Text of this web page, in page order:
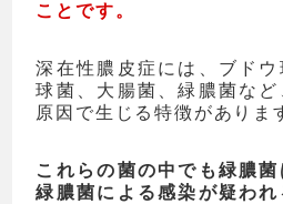
ことです。
深在性膿皮症には、ブド
球菌、大腸菌、緑膿菌な
原因で生じる特徴がありま
これらの菌の中でも緑膿菌
緑膿菌による感染が疑わ